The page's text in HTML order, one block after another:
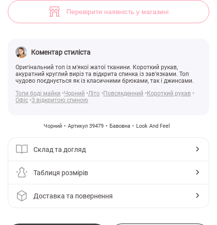
Перевірити наявність у магазині
Коментар стиліста
Оригінальний топ із м'якої жатої тканини. Короткий рукав,
акуратний круглий виріз та відкрита спинка із зав'язками. Топ
чудово поєднується як із класичними брюками, так і джинсами.
Топи боді майки
Чорний Літо Повсякденний
Короткий рукав
Офіс З відкритою спиною
Чорний Артикул 39479 Бавовна Look And Feel
Склад та догляд
Таблиця розмірів
Доставка та повернення
Укорочений топ із зав'язками (арт. 39479) ♡ інтернет-магазин Gepur